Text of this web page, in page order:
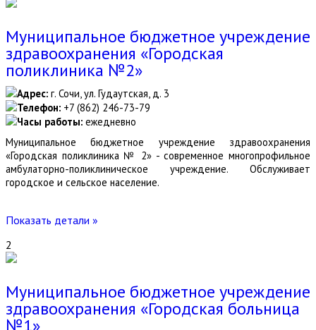
Муниципальное бюджетное учреждение
здравоохранения «Городская
поликлиника №2»
Адрес: г. Сочи, ул. Гудаутская, д. 3
Телефон: +7 (862) 246-73-79
Часы работы: ежедневно
Муниципальное бюджетное учреждение здравоохранения
«Городская поликлиника № 2» - современное многопрофильное
амбулаторно-поликлиническое учреждение. Обслуживает
городское и сельское население.
Показать детали »
2
Муниципальное бюджетное учреждение
здравоохранения «Городская больница
№1»